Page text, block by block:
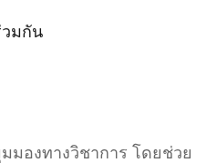
วมกัน
มองทางวิชาการ โดยช่วย